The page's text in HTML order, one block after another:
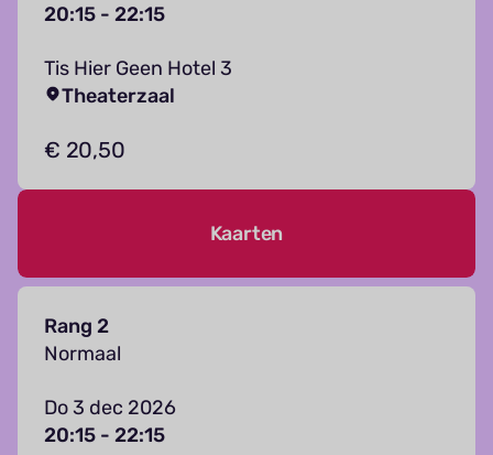
20:15 - 22:15
Tis Hier Geen Hotel 3
Theaterzaal
€ 20,50
Kaarten
Rang 2
Normaal
Do 3 dec 2026
20:15 - 22:15